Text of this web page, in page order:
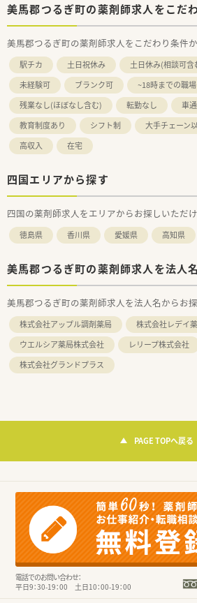
美馬郡つるぎ町の薬剤師求人をこだ
美馬郡つるぎ町の薬剤師求人をこだわり条件
駅チカ 土日祝休み 土日休み(相談可含
未経験可
ブランク可
~18時までの職場
残業なし(ほぼなし含む)
転勤なし 車
教育制度あり
シフト制 大手チェーン
高収入
在宅
四国エリアから探す
四国の薬剤師求人をエリアからお探しいただけ
徳島県 香川県 愛媛県 高知県
美馬郡つるぎ町の薬剤師求人を法人
美馬郡つるぎ町の薬剤師求人を法人名からお
株式会社アップル調剤薬局
株式会社レデイ
ウエルシア薬局株式会社
レリープ株式会社
株式会社グランドプラス
PAGE TOPへ戻る
電話でのお問い合わせ：
平日9：30-19：00 土日10：00-19：00